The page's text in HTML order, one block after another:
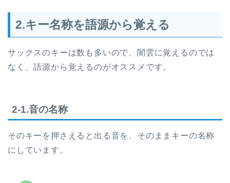
2.キー名称を語源から覚える
サックスのキーは数も多いので、闇雲に覚えるのでは
なく、語源から覚えるのがオススメです。
2-1.音の名称
そのキーを押さえると出る音を、そのままキーの名称
にしています。